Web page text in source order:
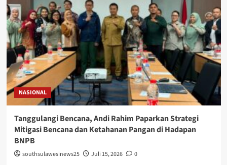
NASIONAL
Tanggulangi Bencana, Andi Rahim Paparkan Strategi
Mitigasi Bencana dan Ketahanan Pangan di Hadapan
BNPB
southsulawesinews25 Juli 15, 2026 0